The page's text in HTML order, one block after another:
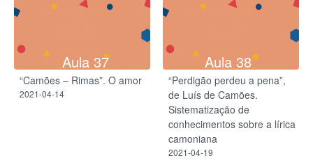
Aula 37
“Camões – Rimas”. O amor
2021-04-14
Aula 38
“Perdigão perdeu a pena”,
de Luís de Camões.​
Sistematização de
conhecimentos sobre a lírica
camoniana
2021-04-19